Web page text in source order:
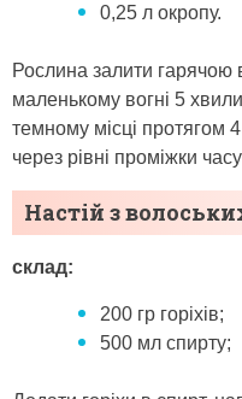
0,25 л окропу.
Рослина залити гарячою
маленькому вогні 5
темному місці протягом
через рівні проміжки
Настій з
склад:
200 гр горіхів;
500 мл спирту;